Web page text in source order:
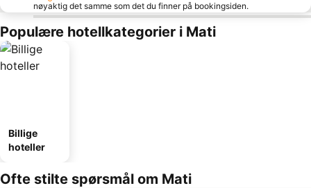
nøyaktig det samme som det du finner på bookingsiden.
Populære hotellkategorier i Mati
Billige
hoteller
Ofte stilte spørsmål om Mati